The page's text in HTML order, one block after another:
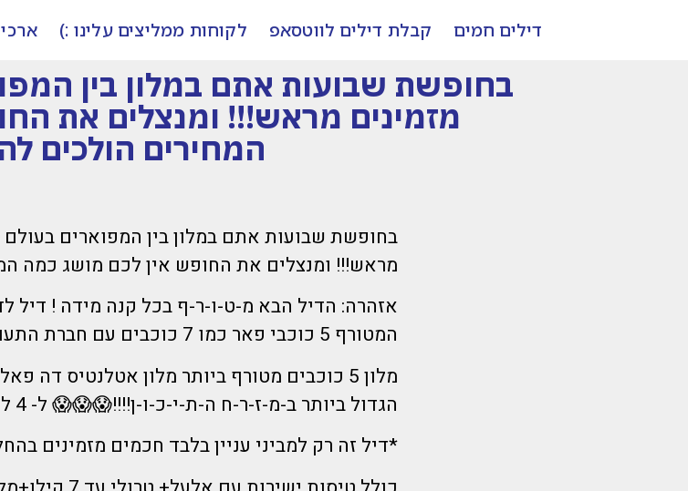
דילים חמים קבלת דילים לווטסאפ לקוחות ממליצים עלינו :)
בחופשת שבועות אתם במלון בין
מזמינים מראש!!! ומנצלים את
המחירים הולכים
בחופשת שבועות אתם במלון בין המפוארים
מראש!!! ומנצלים את החופש אין לכם מושג כמה
אזהרה: הדיל הבא מ-ט-ו-ר-ף בכל קנה מידה ! דיל
המטורף 5 כוכבי פאר כמו 7 כוכבים עם חברת התעופה אלעל!😱🤭✈️🥳
מלון 5 כוכבים מטורף ביותר מלון אטלנטיס
הגדול ביותר ב-מ-ז-ר-ח ה-ת-י-כ-ו-ן!!!!😱😱😱 ל- 4 לילות!
*דיל זה רק למביני עניין בלבד חכמים מזמינים